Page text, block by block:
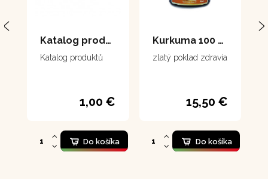
Katalog produktů
Katalog produktů
1,00 €
Do košíka
Kurkuma 100 kapsúl
zlatý poklad zdravia
15,50 €
Do košíka